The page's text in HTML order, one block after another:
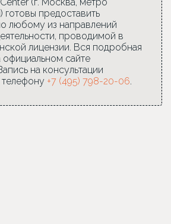
готовы предоставить
любому из направлений
проводимой в
лицензии. Вся подробная
сайте
на консультации
+7 (495) 798-20-06.